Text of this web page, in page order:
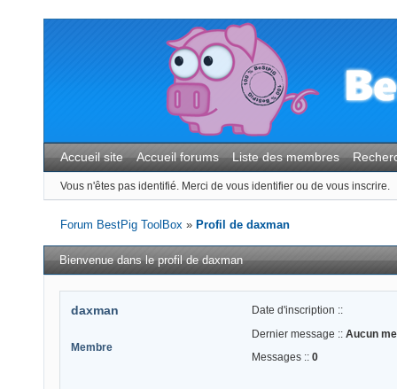
Accueil site Accueil forums Liste des membres
Vous n'êtes pas identifié. Merci de vous identifier ou de vous inscrire.
Forum BestPig ToolBox » Profil de daxman
Bienvenue dans le profil de daxman
daxman
Membre
Date d'inscription ::
Dernier message :: Aucun
Messages :: 0